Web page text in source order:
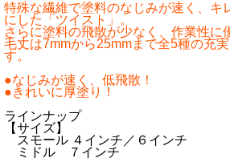
特殊な繊維で塗料のなじみが速く、キ
にした「ツイスト」。
さらに塗料の飛散が少なく、作業性に
毛丈は7mmから25mmまで全5種の充
す。
●なじみが速く、低飛散！
●きれいに厚塗り！
ラインナップ
【サイズ】
スモール ４インチ／６インチ
ミドル ７インチ